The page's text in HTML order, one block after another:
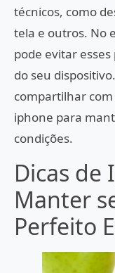
técnicos, como
tela e outros. No
pode evitar
do seu
compartilhar com
iphone para
condições.
Dicas de
Manter
Perfeito